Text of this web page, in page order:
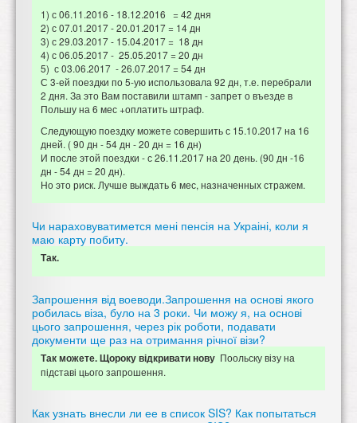
1) с 06.11.2016 - 18.12.2016 = 42 дня
2) с 07.01.2017 - 20.01.2017 = 14 дн
3) с 29.03.2017 - 15.04.2017 = 18 дн
4) с 06.05.2017 - 25.05.2017 = 20 дн
5) с 03.06.2017 - 26.07.2017 = 54 дн
С 3-ей поездки по 5-ую использовала 92 дн, т.е. перебрали
2 дня. За это Вам поставили штамп - запрет о въезде в
Польшу на 6 мес +оплатить штраф.
Следующую поездку можете совершить с 15.10.2017 на 16
дней. ( 90 дн - 54 дн - 20 дн = 16 дн)
И после этой поездки - с 26.11.2017 на 20 день. (90 дн -16
дн - 54 дн = 20 дн).
Но это риск. Лучше выждать 6 мес, назначенных стражем.
Чи нараховуватимется мені пенсія на Украіні, коли я
маю карту побиту.
Так.
Запрошення від воеводи.Запрошення на основі якого
робилась віза, було на 3 роки. Чи можу я, на основі
цього запрошення, через рік роботи, подавати
документи ще раз на отримання річної візи?
Так можете. Щороку відкривати нову Поольску візу на
підставі цього запрошення.
Как узнать внесли ли ее в список SIS? Как попытаться